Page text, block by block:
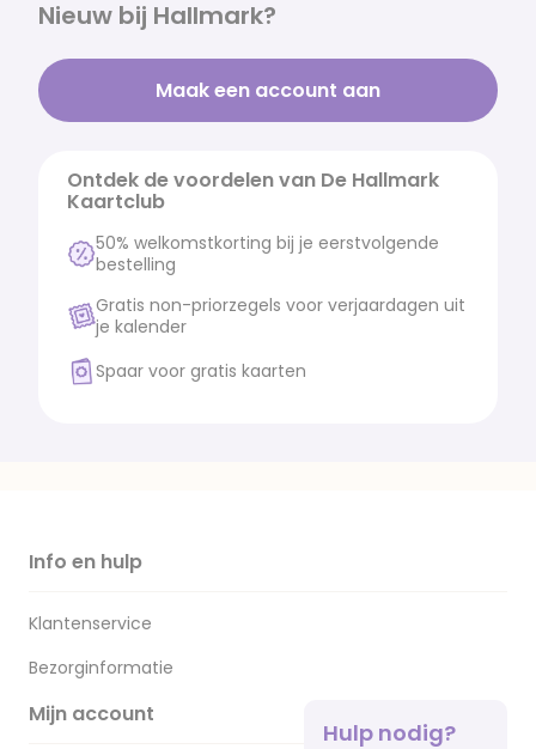
Nieuw bij Hallmark?
Maak een account aan
Ontdek de voordelen van De Hallmark
Kaartclub
50% welkomstkorting bij je eerstvolgende
bestelling
Gratis non-priorzegels voor verjaardagen uit
je kalender
Spaar voor gratis kaarten
Info en hulp
Klantenservice
Bezorginformatie
Mijn account
Hulp nodig?